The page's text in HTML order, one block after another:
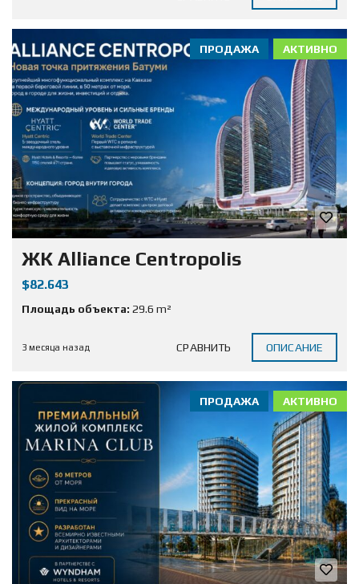
АКТИВНО
ПРОДАЖА
ЖК Alliance Centropolis
$82.643
Площадь объекта: 29.6 m²
3 месяца назад СРАВНИТЬ ОПИСАНИЕ
АКТИВНО
ПРОДАЖА